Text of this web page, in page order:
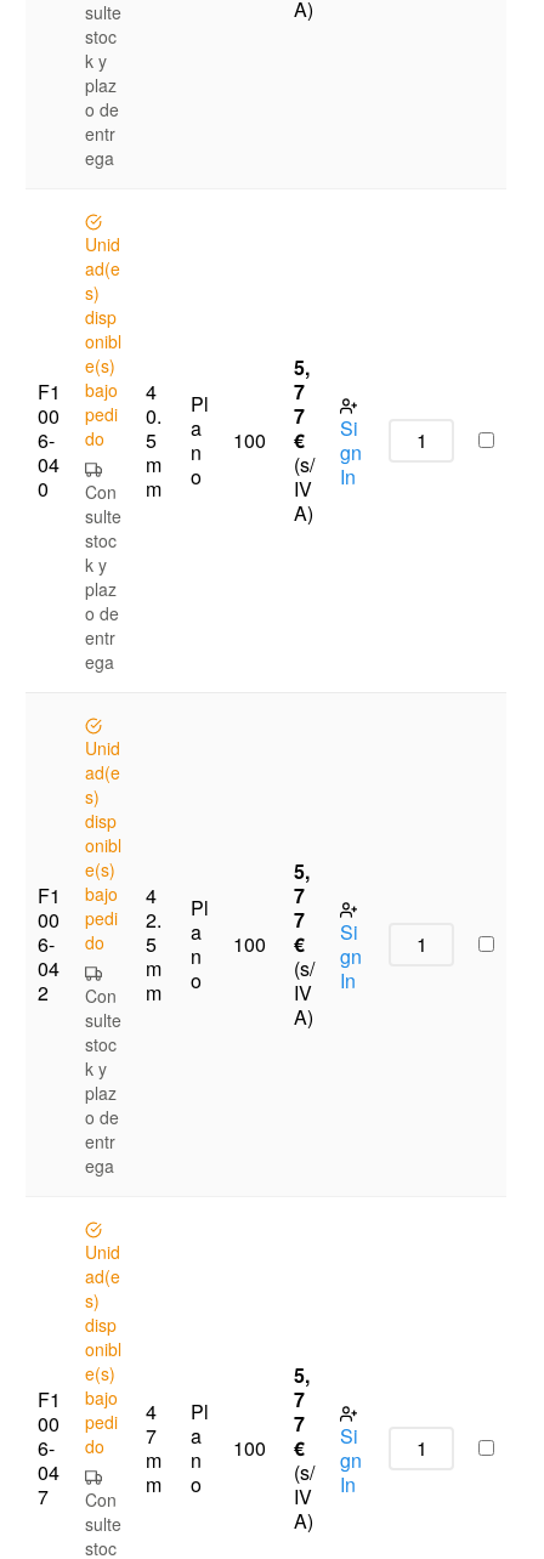
sulte
stoc
k y
plaz
o de
entr
ega
A)
F1
00
6-
04
0
Unid
ad(e
s)
disp
onibl
e(s)
bajo
pedi
do
Con
sulte
stoc
k y
plaz
o de
entr
ega
4
0.
5
m
m
Pl
a
n
o
100
5,
7
7
€
(s/
IV
A)
Si
gn
In
F1
00
6-
04
2
Unid
ad(e
s)
disp
onibl
e(s)
bajo
pedi
do
Con
sulte
stoc
k y
plaz
o de
entr
ega
4
2.
5
m
m
Pl
a
n
o
100
5,
7
7
€
(s/
IV
A)
Si
gn
In
F1
00
6-
04
7
Unid
ad(e
s)
disp
onibl
e(s)
bajo
pedi
do
Con
sulte
stoc
4
7
m
m
Pl
a
n
o
100
5,
7
7
€
(s/
IV
A)
Si
gn
In